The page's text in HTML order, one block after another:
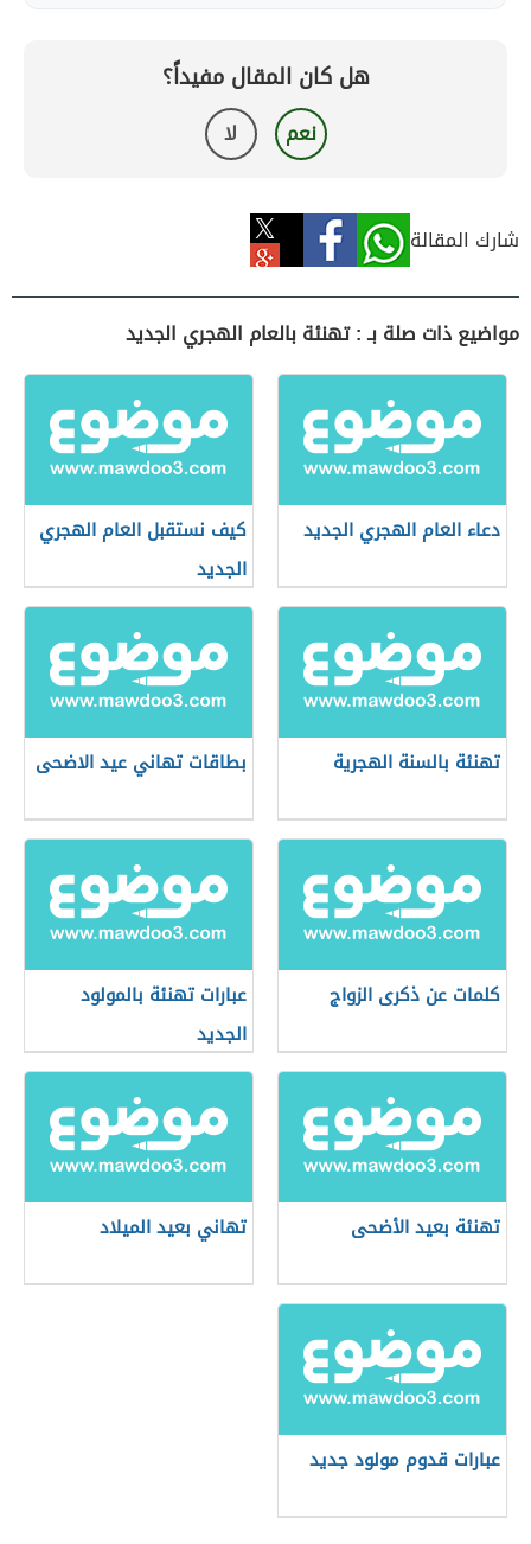
هل كان المقال مفيداً؟
نعم لا
شارك المقالة
مواضيع ذات صلة بـ : تهنئة بالعام الهجري الجديد
دعاء العام الهجري الجديد
كيف نستقبل العام الهجري
الجديد
تهنئة بالسنة الهجرية بطاقات تهاني عيد الاضحى
كلمات عن ذكرى الزواج
عبارات تهنئة بالمولود
الجديد
تهنئة بعيد الأضحى تهاني بعيد الميلاد
عبارات قدوم مولود جديد